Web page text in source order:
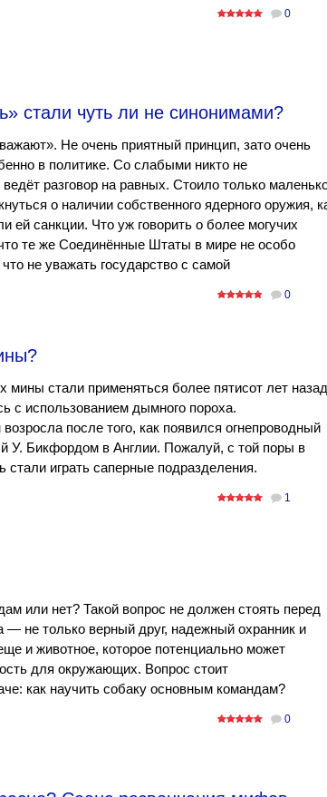
0
стали чуть ли не синонимами?
Не очень приятный принцип, зато очень
в политике. Со слабыми никто не
ведёт разговор на равных. Стоило только
о наличии собственного ядерного оружия,
ей санкции. Что уж говорить о более могучих
те же Соединённые Штаты в мире не особо
не уважать государство с самой
0
мины стали применяться более пятисот лет
с использованием дымного пороха.
после того, как появился огнепроводный
У. Бикфордом в Англии. Пожалуй, с той поры в
стали играть саперные подразделения.
1
или нет? Такой вопрос не должен стоять перед
не только верный друг, надежный охранник и
и животное, которое потенциально может
для окружающих. Вопрос стоит
как научить собаку основным командам?
0